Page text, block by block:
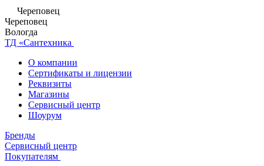
Череповец
Череповец
Вологда
ТД «Сантехника
О компании
Сертификаты и лицензии
Реквизиты
Магазины
Сервисный центр
Шоурум
Бренды
Сервисный центр
Покупателям